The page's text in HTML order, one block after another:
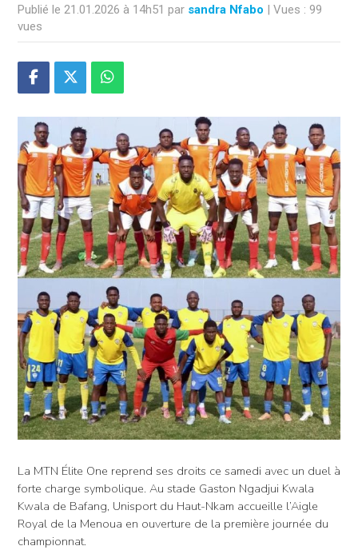
Publié le 21.01.2026 à 14h51 par sandra Nfabo | Vues : 99
vues
La MTN Élite One reprend ses droits ce samedi avec un duel à
forte charge symbolique. Au stade Gaston Ngadjui Kwala
Kwala de Bafang, Unisport du Haut-Nkam accueille l’Aigle
Royal de la Menoua en ouverture de la première journée du
championnat.